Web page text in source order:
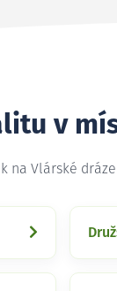
v
na Vlárské